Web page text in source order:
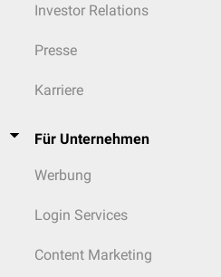
Investor Relations
Presse
Karriere
Für Unternehmen
Werbung
Login Services
Content Marketing